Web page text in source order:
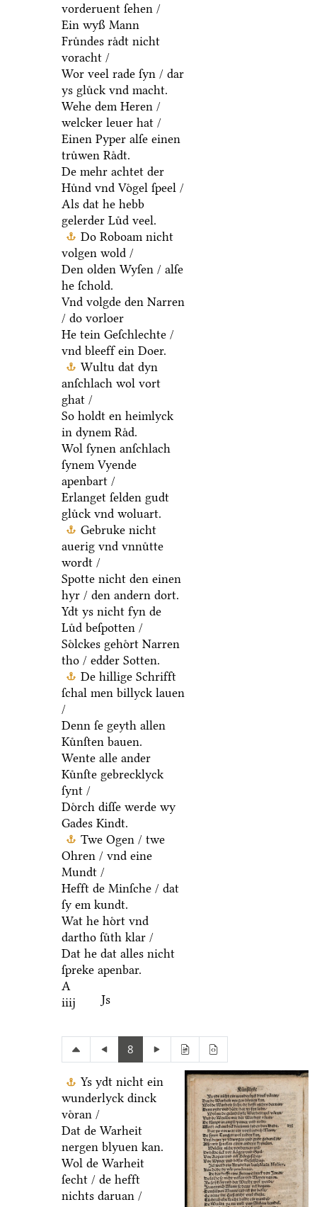
vorderuent ſehen /
Ein wyß Mann
Fruͤndes raͤdt nicht
voracht /
Wor veel rade ſyn / dar
ys gluͤck vnd macht.
Wehe dem Heren /
welcker leuer hat /
Einen Pyper alſe einen
truͤwen Raͤdt.
De mehr achtet der
Huͤnd vnd Voͤgel ſpeel /
Als dat he hebb
gelerder Luͤd veel.
Do Roboam nicht
volgen wold /
Den olden Wyſen / alſe
he ſchold.
Vnd volgde den Narren
/ do vorloer
He tein Geſchlechte /
vnd bleeff ein Doer.
Wultu dat dyn
anſchlach wol vort
ghat /
So holdt en heimlyck
in dynem Raͤd.
Wol ſynen anſchlach
ſynem Vyende
apenbart /
Erlanget ſelden gudt
gluͤck vnd woluart.
Gebruke nicht
auerig vnd vnnuͤtte
wordt /
Spotte nicht den einen
hyr / den andern dort.
Ydt ys nicht fyn de
Luͤd beſpotten /
Soͤlckes gehoͤrt Narren
tho / edder Sotten.
De hillige Schrifft
ſchal men billyck lauen
/
Denn ſe geyth allen
Kuͤnſten bauen.
Wente alle ander
Kuͤnſte gebrecklyck
ſynt /
Doͤrch diſſe werde wy
Gades Kindt.
Twe Ogen / twe
Ohren / vnd eine
Mundt /
Hefft de Minſche / dat
ſy em kundt.
Wat he hoͤrt vnd
dartho ſuͤth klar /
Dat he dat alles nicht
ſpreke apenbar.
A
iiij
Js
8
Ys ydt nicht ein
wunderlyck dinck
voͤran /
Dat de Warheit
nergen blyuen kan.
Wol de Warheit
ſecht / de hefft
nichts daruan /